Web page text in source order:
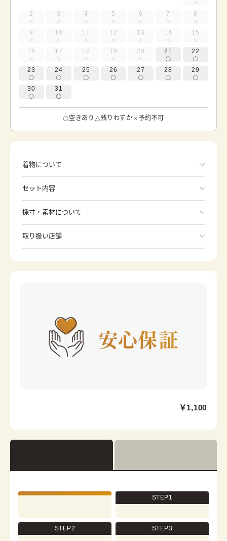
2 3 4 5 6 7 8
9 10 11 12 13 14 15
16 17 18 19 20 21 22
23 24 25 26 27 28 29
30 31
空きあり 残りわずか 予約不可
着物について
厳、純潔、、無垢の意味を持つ百合の花は洋柄の振袖に描
セット内容
※着付けに必要な一式をすべて含みます。
和服
分趾襪 內搭衣
領芯
採寸・素材について
身丈 163.5cm
取り扱い店舗
東京都台東区浅草２丁目６−７ 楽天地浅草ビル 4階
￥1,100
STEP1
STEP2 STEP3